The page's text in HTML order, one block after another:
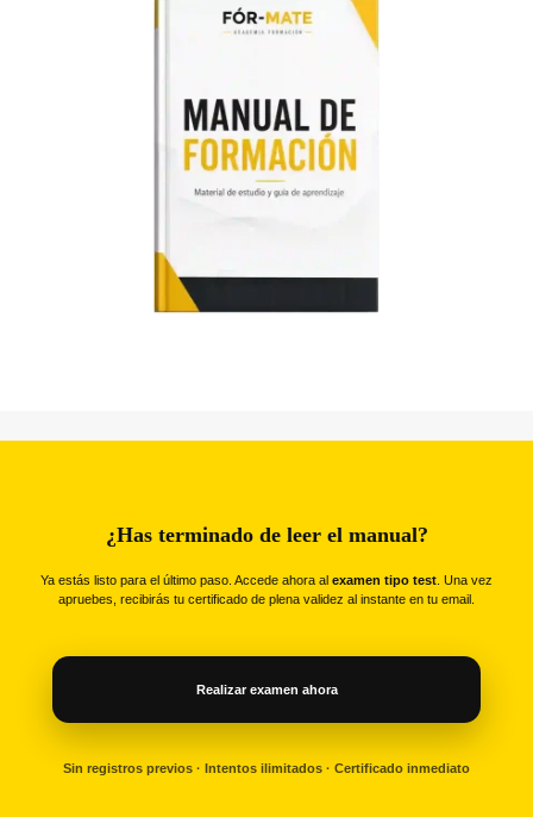
¿Has terminado de leer el manual?
Ya estás listo para el último paso. Accede ahora al examen tipo test . Una vez
apruebes, recibirás tu certificado de plena validez al instante en tu email.
Realizar examen ahora
Sin registros previos · Intentos ilimitados · Certificado inmediato